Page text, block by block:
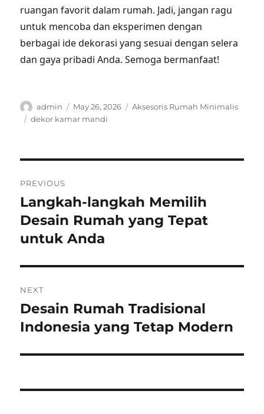
ruangan favorit dalam rumah. Jadi, jangan ragu
untuk mencoba dan eksperimen dengan
berbagai ide dekorasi yang sesuai dengan selera
dan gaya pribadi Anda. Semoga bermanfaat!
Author
admin
Posted
on
May 26, 2026 Categories
Aksesoris Rumah Minimalis
Tags
dekor kamar mandi
navigation
PREVIOUS
Previous
post:
Langkah-langkah Memilih
Desain Rumah yang Tepat
untuk Anda
NEXT
Next
post:
Desain Rumah Tradisional
Indonesia yang Tetap Modern